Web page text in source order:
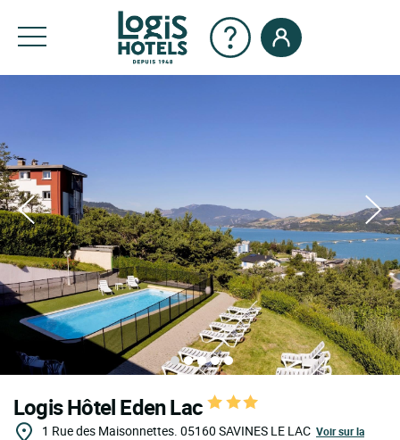
Logis Hôtel Eden Lac
1 Rue des Maisonnettes. 05160 SAVINES LE LAC Voir sur la